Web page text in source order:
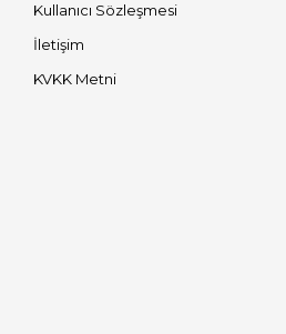
Kullanıcı Sözleşmesi
İletişim
KVKK Metni